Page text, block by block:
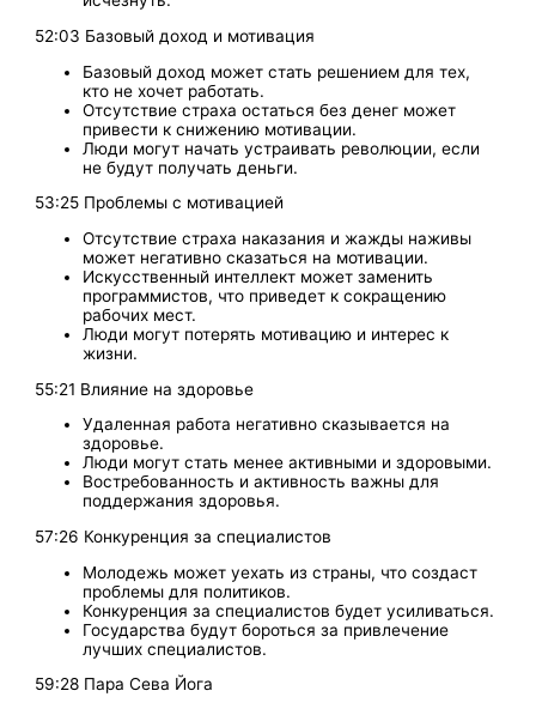
52:03 Базовый доход и мотивация
Базовый доход может стать решением для тех,
кто не хочет работать.
Отсутствие страха остаться без денег может
привести к снижению мотивации.
Люди могут начать устраивать революции, если
не будут получать деньги.
53:25 Проблемы с мотивацией
Отсутствие страха наказания и жажды наживы
может негативно сказаться на мотивации.
Искусственный интеллект может заменить
программистов, что приведет к сокращению
рабочих мест.
Люди могут потерять мотивацию и интерес к
жизни.
55:21 Влияние на здоровье
Удаленная работа негативно сказывается на
здоровье.
Люди могут стать менее активными и здоровыми.
Востребованность и активность важны для
поддержания здоровья.
57:26 Конкуренция за специалистов
Молодежь может уехать из страны, что создаст
проблемы для политиков.
Конкуренция за специалистов будет усиливаться.
Государства будут бороться за привлечение
лучших специалистов.
59:28 Пара Сева Йога